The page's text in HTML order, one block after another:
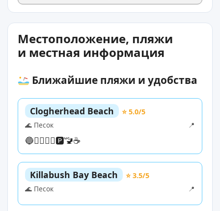
Местоположение, пляжи
и местная информация
Ближайшие пляжи и удобства
Clogherhead Beach
⭐ 5.0/5
🌊 Песок
📍
🔵🏊‍♀️🏄‍♀️🅿️🚾☕
Killabush Bay Beach
⭐ 3.5/5
🌊 Песок
📍